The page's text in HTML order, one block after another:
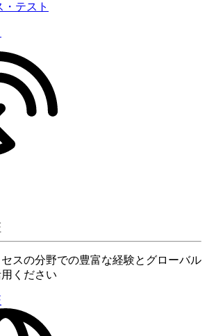
テスト
スの分野での豊富な経験とグローバル
ください